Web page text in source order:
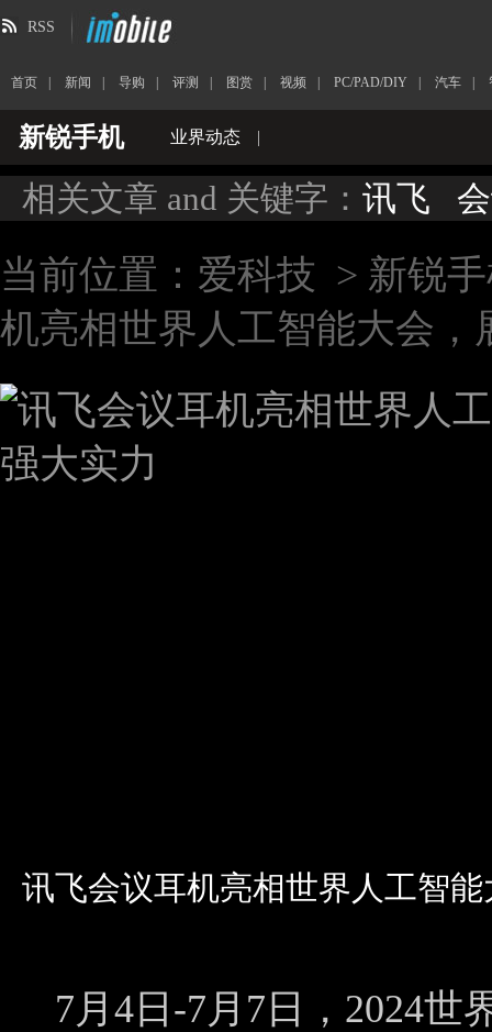
RSS
首页 新闻 导购 评测 图赏 视频 PC/PAD/DIY 汽车
新锐手机 业界动态 |
相关文章 and 关键字： 讯飞
当前位置： 爱科技 > 新锐
机亮相世界人工智能大会，
讯飞会议耳机亮相世界人工智
7月4日-7月7日，2024世